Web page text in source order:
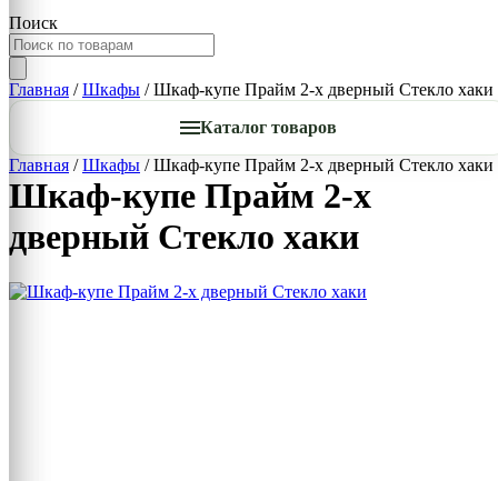
Поиск
Главная /Шкафы / Шкаф-купе Прайм 2-х дверный Стекло хаки
Каталог товаров
Главная /Шкафы / Шкаф-купе Прайм 2-х дверный Стекло хаки
Шкаф-купе Прайм 2-х
дверный Стекло хаки